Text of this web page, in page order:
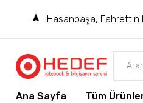
Hasanpaşa, Fahrettin
Ana Sayfa Tüm